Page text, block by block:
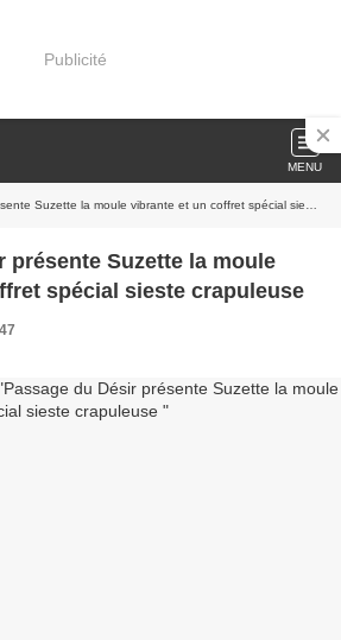
Publicité
MENU
Suzette la moule vibrante et un coffret spécial sieste crapuleuse
présente Suzette la moule
spécial sieste crapuleuse